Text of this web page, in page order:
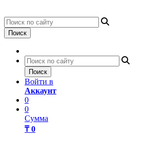
Поиск
Поиск
Войти в
Аккаунт
0
0
Сумма
₸ 0